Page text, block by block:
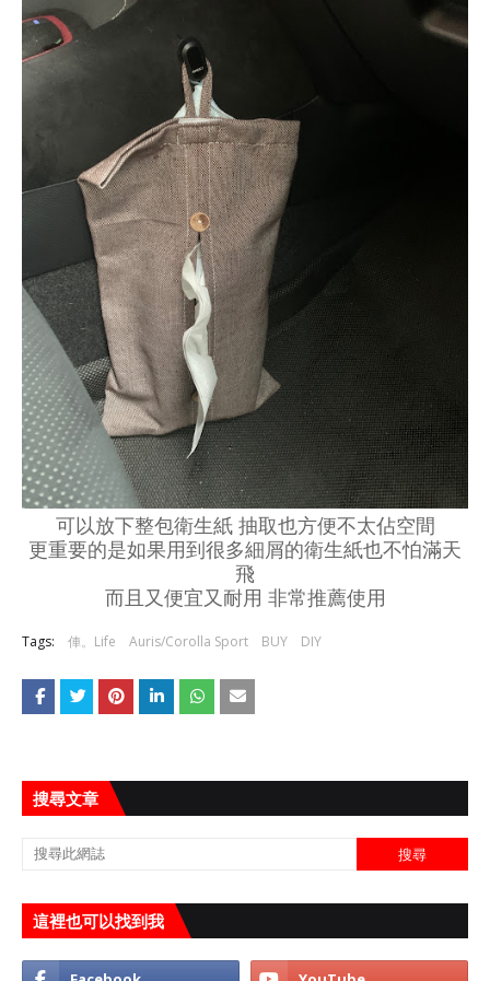
可以放下整包衛生紙 抽取也方便不太佔空間
更重要的是如果用到很多細屑的衛生紙也不怕滿天
飛
而且又便宜又耐用 非常推薦使用
Tags: 俥。Life Auris/Corolla Sport BUY DIY
搜尋文章
這裡也可以找到我